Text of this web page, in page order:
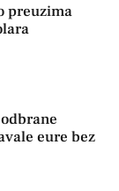
preuzima
eure bez